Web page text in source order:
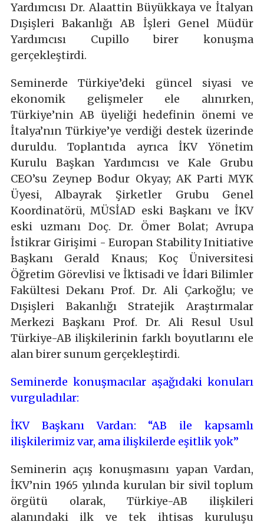
Yardımcısı Dr. Alaattin Büyükkaya ve İtalyan
Dışişleri Bakanlığı AB İşleri Genel Müdür
Yardımcısı Cupillo birer konuşma
gerçekleştirdi.
Seminerde Türkiye’deki güncel siyasi ve
ekonomik gelişmeler ele alınırken,
Türkiye’nin AB üyeliği hedefinin önemi ve
İtalya’nın Türkiye’ye verdiği destek üzerinde
duruldu. Toplantıda ayrıca İKV Yönetim
Kurulu Başkan Yardımcısı ve Kale Grubu
CEO’su Zeynep Bodur Okyay; AK Parti MYK
Üyesi, Albayrak Şirketler Grubu Genel
Koordinatörü, MÜSİAD eski Başkanı ve İKV
eski uzmanı Doç. Dr. Ömer Bolat; Avrupa
İstikrar Girişimi - Europan Stability Initiative
Başkanı Gerald Knaus; Koç Üniversitesi
Öğretim Görevlisi ve İktisadi ve İdari Bilimler
Fakültesi Dekanı Prof. Dr. Ali Çarkoğlu; ve
Dışişleri Bakanlığı Stratejik Araştırmalar
Merkezi Başkanı Prof. Dr. Ali Resul Usul
Türkiye-AB ilişkilerinin farklı boyutlarını ele
alan birer sunum gerçekleştirdi.
Seminerde konuşmacılar aşağıdaki konuları
vurguladılar:
İKV Başkanı Vardan: “AB ile kapsamlı
ilişkilerimiz var, ama ilişkilerde eşitlik yok”
Seminerin açış konuşmasını yapan Vardan,
İKV’nin 1965 yılında kurulan bir sivil toplum
örgütü olarak, Türkiye-AB ilişkileri
alanındaki ilk ve tek ihtisas kuruluşu